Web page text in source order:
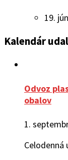
19.
Kalendár
Odvoz
obalov
1.
Celodenná